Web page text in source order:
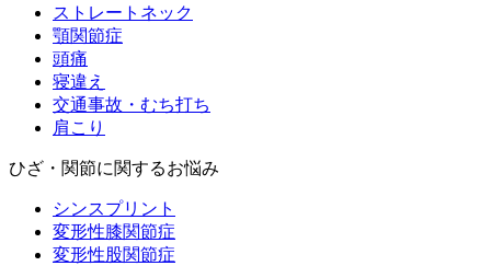
ストレートネック
顎関節症
頭痛
寝違え
交通事故・むち打ち
肩こり
ひざ・関節に関するお悩み
シンスプリント
変形性膝関節症
変形性股関節症